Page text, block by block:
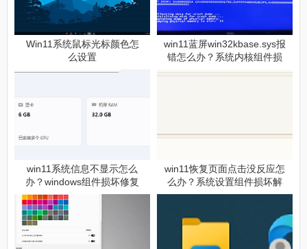
Win11系统鼠标光标颜色怎
么设置
win11蓝屏win32kbase.sys报
错怎么办？系统内核组件损
坏修复方法
win11系统信息不显示怎么
办？windows组件损坏修复
win11恢复页面点击没反应怎
么办？系统设置组件损坏解
决方法